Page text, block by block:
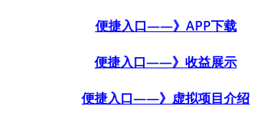
便捷入口——》APP下载
便捷入口——》收益展示
便捷入口——》虚拟项目介绍